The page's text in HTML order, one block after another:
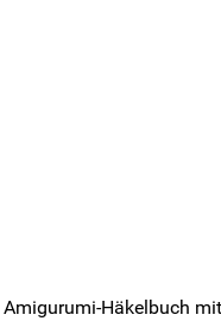
Amigurumi-Häkelbuch